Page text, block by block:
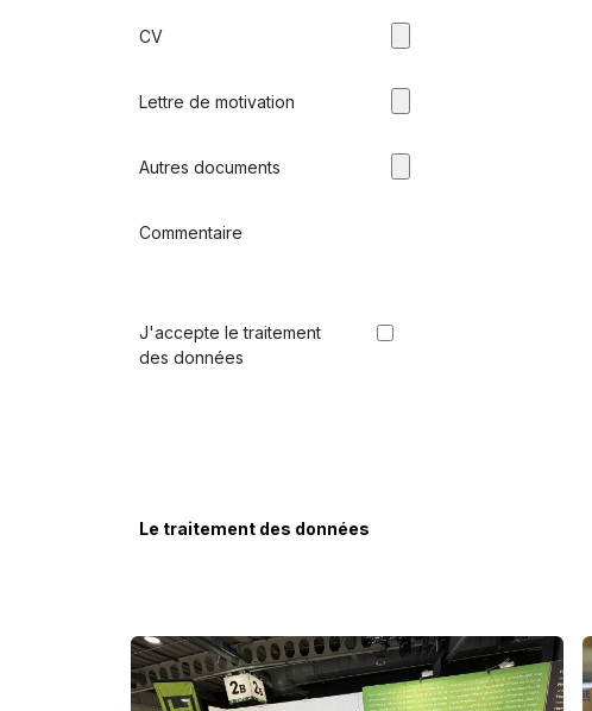
CV
Lettre de motivation
Autres documents
Commentaire
J'accepte le traitement
des données
Le traitement des données